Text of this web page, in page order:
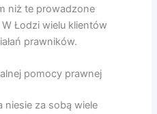
niż te prowadzone
Łodzi wielu klientów
prawników.
pomocy prawnej
niesie za sobą wiele